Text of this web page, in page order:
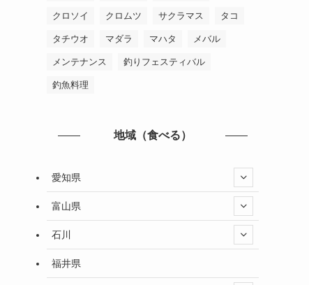
クロソイ クロムツ サクラマス タコ
タチウオ マダラ マハタ メバル
メンテナンス 釣りフェスティバル
釣魚料理
地域（食べる）
愛知県
富山県
石川
福井県